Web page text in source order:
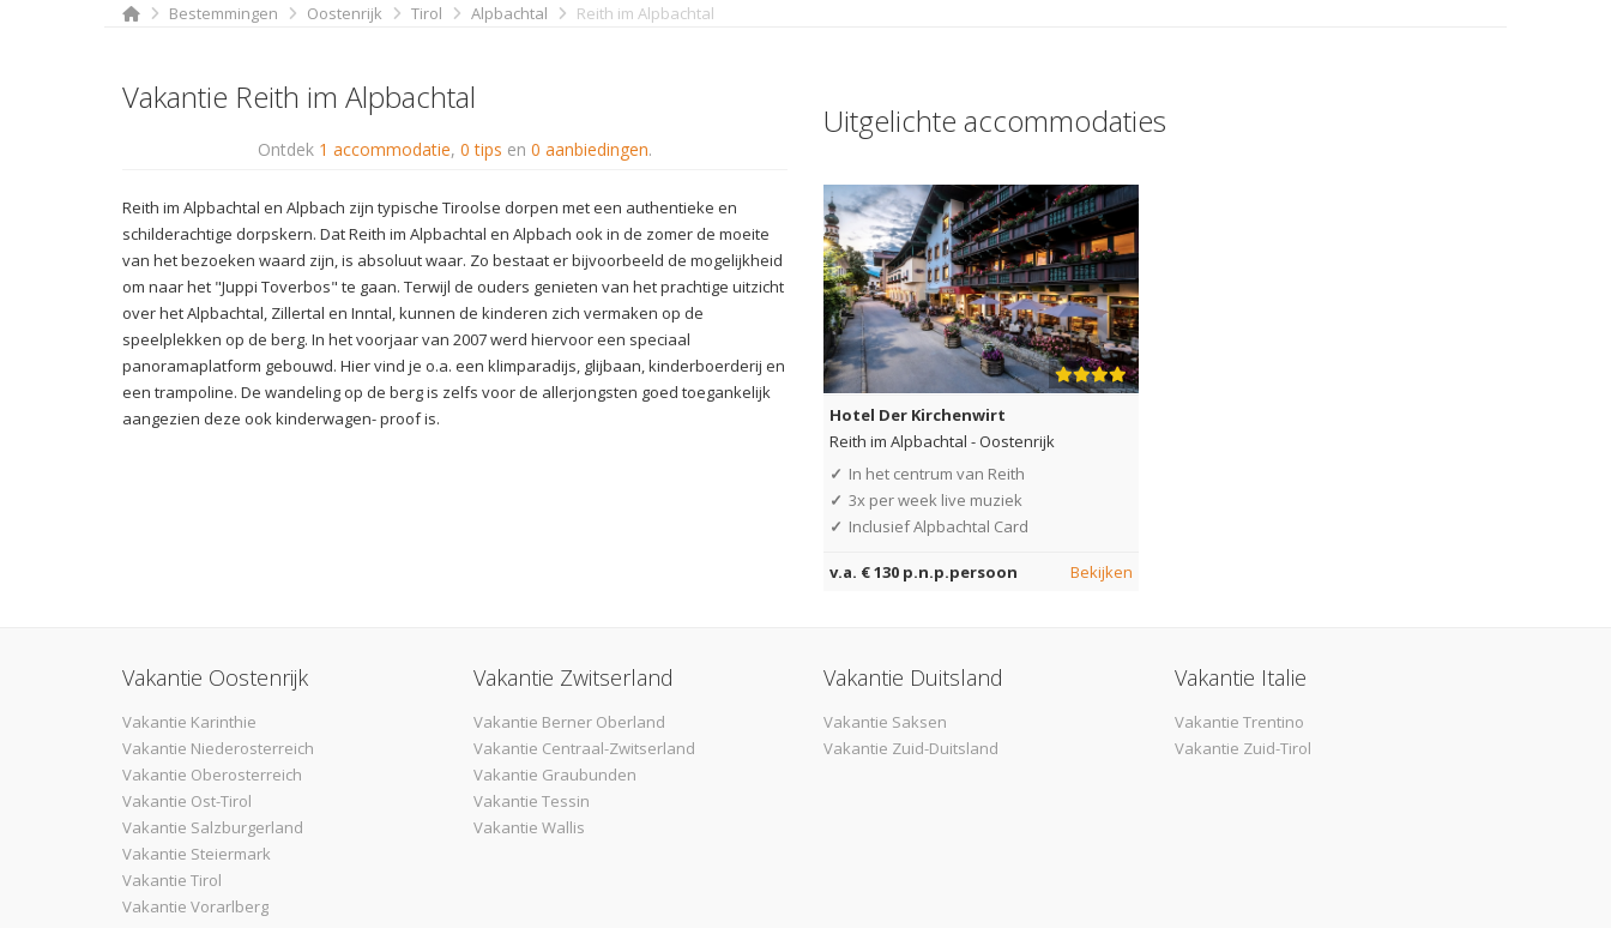
Bestemmingen Oostenrijk Tirol Alpbachtal Reith im Alpbachtal
Vakantie Reith im Alpbachtal
Ontdek 1 accommodatie, 0 tips en 0 aanbiedingen.
Reith im Alpbachtal en Alpbach zijn typische Tiroolse dorpen met een authentieke en
schilderachtige dorpskern. Dat Reith im Alpbachtal en Alpbach ook in de zomer de moeite
van het bezoeken waard zijn, is absoluut waar. Zo bestaat er bijvoorbeeld de mogelijkheid
om naar het "Juppi Toverbos" te gaan. Terwijl de ouders genieten van het prachtige uitzicht
over het Alpbachtal, Zillertal en Inntal, kunnen de kinderen zich vermaken op de
speelplekken op de berg. In het voorjaar van 2007 werd hiervoor een speciaal
panoramaplatform gebouwd. Hier vind je o.a. een klimparadijs, glijbaan, kinderboerderij en
een trampoline. De wandeling op de berg is zelfs voor de allerjongsten goed toegankelijk
aangezien deze ook kinderwagen- proof is.
Uitgelichte accommodaties
Hotel Der Kirchenwirt
Reith im Alpbachtal -Oostenrijk
✓ In het centrum van Reith
✓ 3x per week live muziek
✓ Inclusief Alpbachtal Card
v.a. € 130 p.n.p.persoon Bekijken
Vakantie Oostenrijk
Vakantie Karinthie
Vakantie Niederosterreich
Vakantie Oberosterreich
Vakantie Ost-Tirol
Vakantie Salzburgerland
Vakantie Steiermark
Vakantie Tirol
Vakantie Vorarlberg
Vakantie Zwitserland
Vakantie Berner Oberland
Vakantie Centraal-Zwitserland
Vakantie Graubunden
Vakantie Tessin
Vakantie Wallis
Vakantie Duitsland
Vakantie Saksen
Vakantie Zuid-Duitsland
Vakantie Italie
Vakantie Trentino
Vakantie Zuid-Tirol